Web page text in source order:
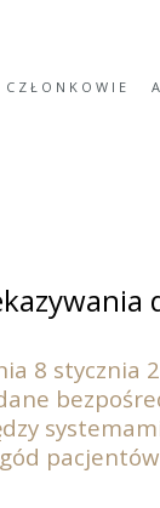
CZŁONKOWIE
8 stycznia